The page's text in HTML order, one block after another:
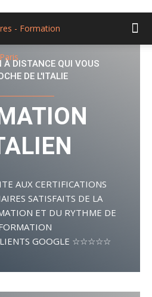
À DISTANCE QUI VOUS
DE L'ITALIE
AUX CERTIFICATIONS
SATISFAITS DE LA
ET DU RYTHME DE
GOOGLE ☆☆☆☆☆